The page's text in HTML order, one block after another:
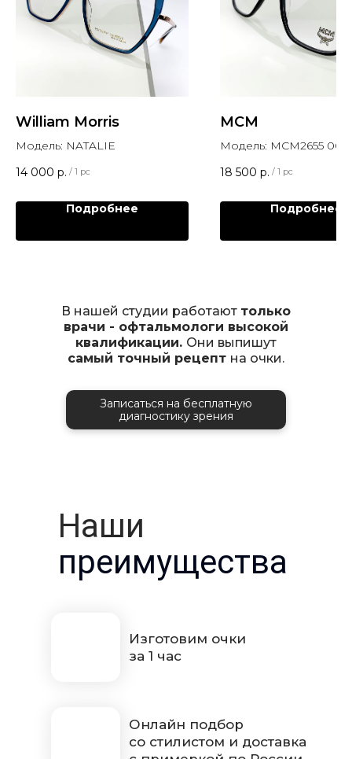
William Morris
Модель: NATALIE
14 000 р. / 1 pc
Подробнее
MCM
Модель: MCM2655 001
18 500 р. / 1 pc
Подробнее
В нашей студии работают только
врачи - офтальмологи высокой
квалификации. Они выпишут
самый точный рецепт на очки.
Записаться на бесплатную
диагностику зрения
Наши
преимущества
Изготовим очки
за 1 час
Онлайн подбор
со стилистом и доставка